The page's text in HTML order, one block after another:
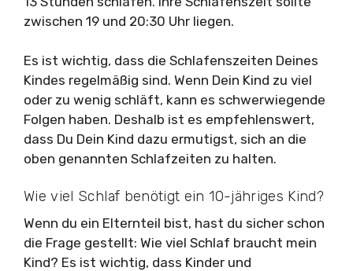
zwischen 19 und 20:30 Uhr liegen.
Es ist wichtig, dass die Schlafenszeiten Deines
Kindes regelmäßig sind. Wenn Dein Kind zu viel
oder zu wenig schläft, kann es schwerwiegende
Folgen haben. Deshalb ist es empfehlenswert,
dass Du Dein Kind dazu ermutigst, sich an die
oben genannten Schlafzeiten zu halten.
Wie viel Schlaf benötigt ein 10-jähriges Kind?
Wenn du ein Elternteil bist, hast du sicher schon
die Frage gestellt: Wie viel Schlaf braucht mein
Kind? Es ist wichtig, dass Kinder und